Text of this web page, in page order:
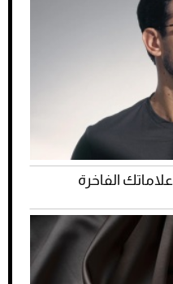
من علاماتك الفاخرة